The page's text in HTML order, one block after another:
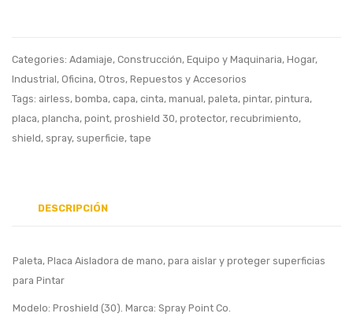
Categories: Adamiaje, Construcción, Equipo y Maquinaria, Hogar,
Industrial, Oficina, Otros, Repuestos y Accesorios
Tags: airless, bomba, capa, cinta, manual, paleta, pintar, pintura,
placa, plancha, point, proshield 30, protector, recubrimiento,
shield, spray, superficie, tape
DESCRIPCIÓN
Paleta, Placa Aisladora de mano, para aislar y proteger superficias
para Pintar
Modelo: Proshield (30). Marca: Spray Point Co.